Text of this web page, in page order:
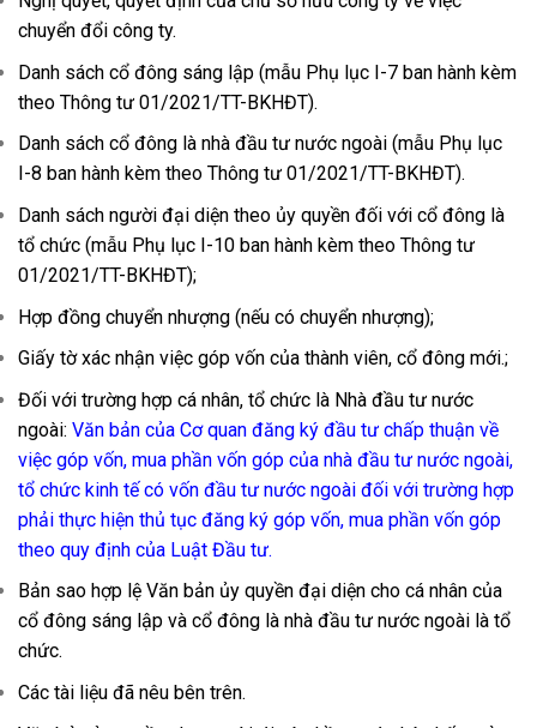
chuyển đổi công ty.
Danh sách cổ đông sáng lập (mẫu Phụ lục I-7 ban hành kèm
theo Thông tư 01/2021/TT-BKHĐT).
Danh sách cổ đông là nhà đầu tư nước ngoài (mẫu Phụ lục
I-8 ban hành kèm theo Thông tư 01/2021/TT-BKHĐT).
Danh sách người đại diện theo ủy quyền đối với cổ đông là
tổ chức (mẫu Phụ lục I-10 ban hành kèm theo Thông tư
01/2021/TT-BKHĐT);
Hợp đồng chuyển nhượng (nếu có chuyển nhượng);
Giấy tờ xác nhận việc góp vốn của thành viên, cổ đông mới.;
Đối với trường hợp cá nhân, tổ chức là Nhà đầu tư nước
ngoài: Văn bản của Cơ quan đăng ký đầu tư chấp thuận về
việc góp vốn, mua phần vốn góp của nhà đầu tư nước ngoài,
tổ chức kinh tế có vốn đầu tư nước ngoài đối với trường hợp
phải thực hiện thủ tục đăng ký góp vốn, mua phần vốn góp
theo quy định của Luật Đầu tư.
Bản sao hợp lệ Văn bản ủy quyền đại diện cho cá nhân của
cổ đông sáng lập và cổ đông là nhà đầu tư nước ngoài là tổ
chức.
Các tài liệu đã nêu bên trên.